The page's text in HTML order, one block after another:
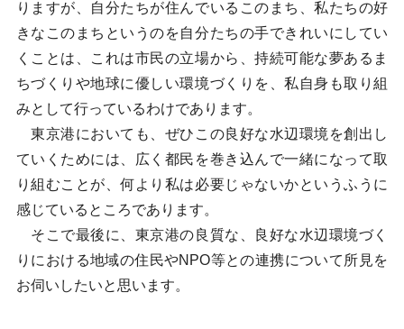
りますが、自分たちが住んでいるこのまち、私たちの好
きなこのまちというのを自分たちの手できれいにしてい
くことは、これは市民の立場から、持続可能な夢あるま
ちづくりや地球に優しい環境づくりを、私自身も取り組
みとして行っているわけであります。
東京港においても、ぜひこの良好な水辺環境を創出し
ていくためには、広く都民を巻き込んで一緒になって取
り組むことが、何より私は必要じゃないかというふうに
感じているところであります。
そこで最後に、東京港の良質な、良好な水辺環境づく
りにおける地域の住民やNPO等との連携について所見を
お伺いしたいと思います。